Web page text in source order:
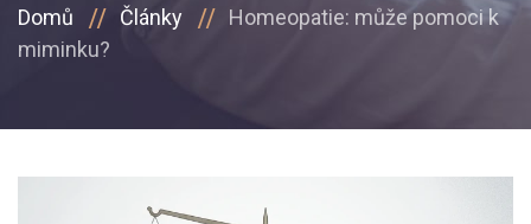
Domů Články
Homeopatie: může pomoci k
miminku?